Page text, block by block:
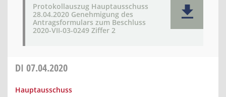
Protokollauszug Hauptausschuss
28.04.2020 Genehmigung des
Antragsformulars zum Beschluss
2020-VII-03-0249 Ziffer 2
DI 07.04.2020
Hauptausschuss